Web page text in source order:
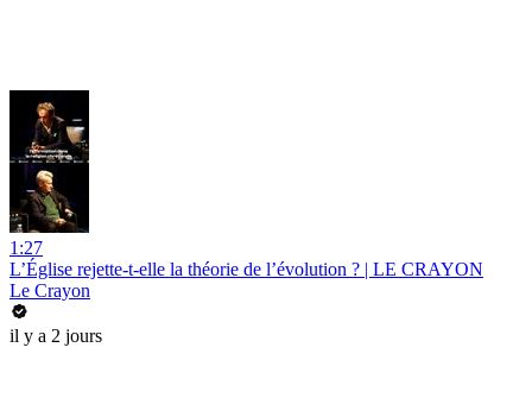
1:27
L’Église rejette-t-elle la théorie de l’évolution ? | LE CRAYON
Le Crayon
il y a 2 jours